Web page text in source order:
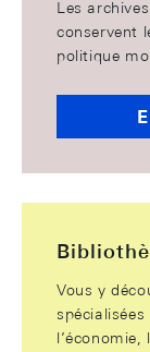
Les
conservent
politique
Vous y